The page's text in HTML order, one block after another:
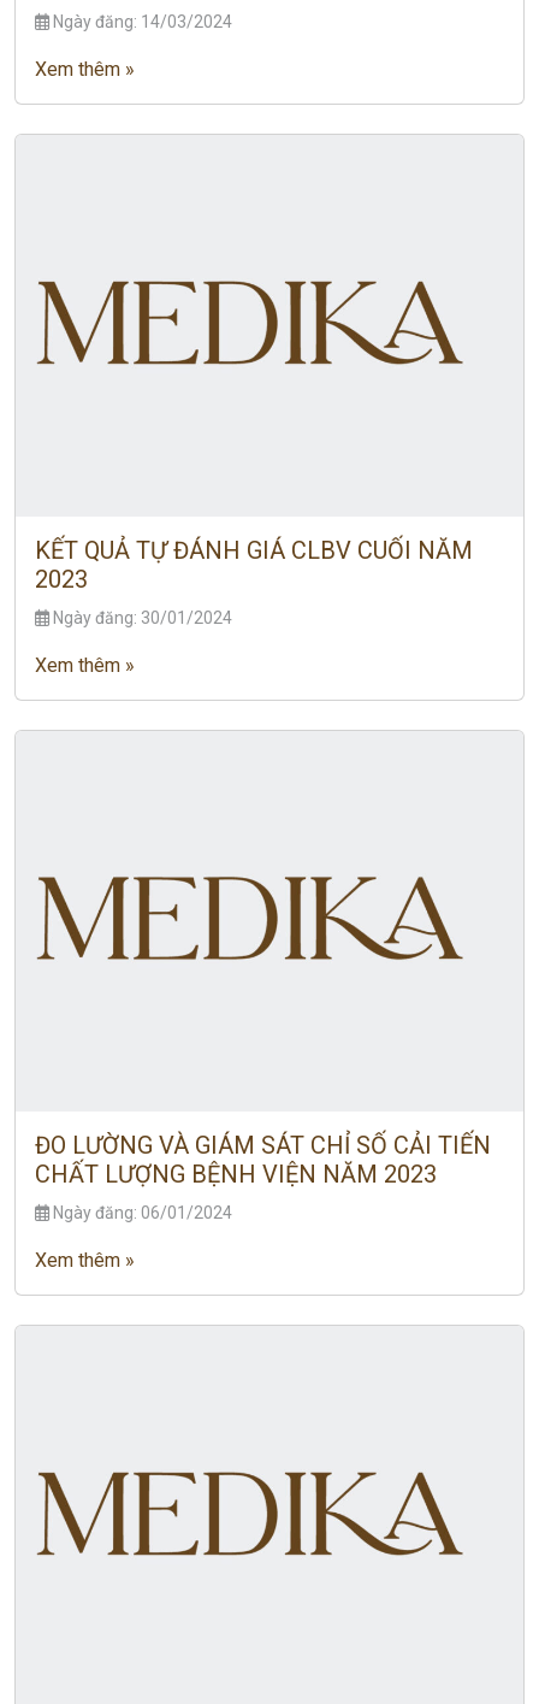
Ngày đăng: 14/03/2024
Xem thêm »
KẾT QUẢ TỰ ĐÁNH GIÁ CLBV CUỐI NĂM
2023
Ngày đăng: 30/01/2024
Xem thêm »
ĐO LƯỜNG VÀ GIÁM SÁT CHỈ SỐ CẢI TIẾN
CHẤT LƯỢNG BỆNH VIỆN NĂM 2023
Ngày đăng: 06/01/2024
Xem thêm »